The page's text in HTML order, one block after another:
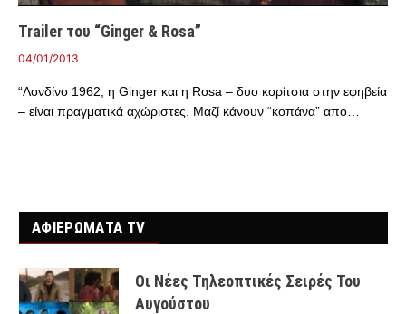
Trailer του “Ginger & Rosa”
04/01/2013
“Λονδίνο 1962, η Ginger και η Rosa – δυο κορίτσια στην εφηβεία
– είναι πραγματικά αχώριστες. Μαζί κάνουν “κοπάνα” απο…
ΑΦΙΕΡΩΜΑΤΑ TV
Οι Νέες Τηλεοπτικές Σειρές Του
Αυγούστου